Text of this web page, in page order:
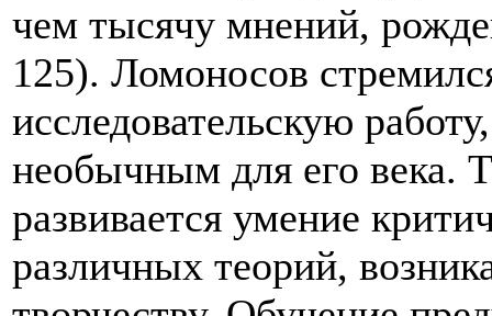
чем тысячу мнений,
125). Ломоносов
исследовательскую
необычным для его века.
развивается умение
различных теорий,